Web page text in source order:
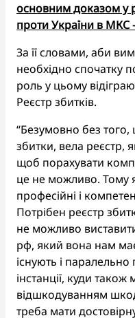
основним доказом у
проти України в МКС
За її словами, аби
необхідно спочатку
роль у цьому
Реєстр збитків.
“Безумовно без
збитки, вела реєстр,
щоб порахувати
це не можливо. Тому
професійні і
Потрібен реєстр
не можливо
рф, який вона нам
існують і паралельно
інстанції, куди
відшкодуванням
треба мати